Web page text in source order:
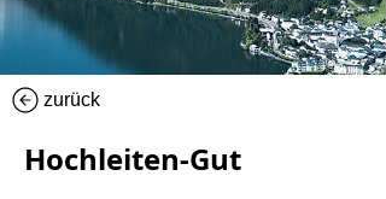
zurück
Hochleiten-Gut